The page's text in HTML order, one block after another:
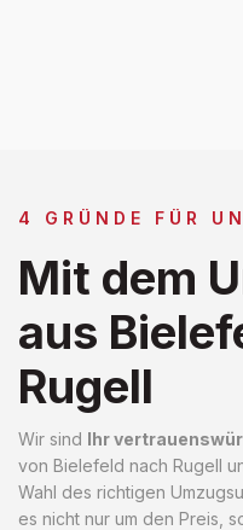
4 GRÜNDE FÜR
Mit dem
aus
Rugell
Wir sind Ihr
von Bielefeld nach Rugell
Wahl des richtigen
es nicht nur um den Preis,